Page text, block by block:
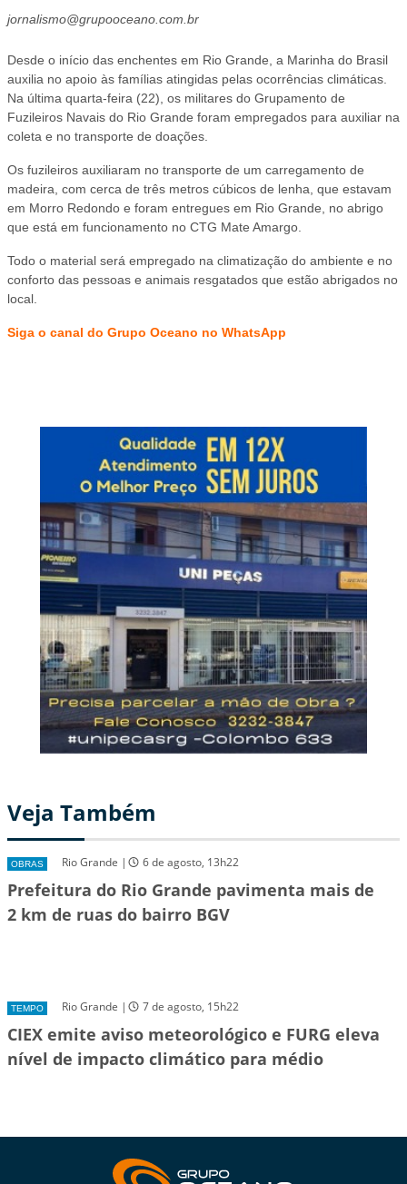
jornalismo@grupooceano.com.br
Desde o início das enchentes em Rio Grande, a Marinha do Brasil
auxilia no apoio às famílias atingidas pelas ocorrências climáticas.
Na última quarta-feira (22), os militares do Grupamento de
Fuzileiros Navais do Rio Grande foram empregados para auxiliar na
coleta e no transporte de doações.
Os fuzileiros auxiliaram no transporte de um carregamento de
madeira, com cerca de três metros cúbicos de lenha, que estavam
em Morro Redondo e foram entregues em Rio Grande, no abrigo
que está em funcionamento no CTG Mate Amargo.
Todo o material será empregado na climatização do ambiente e no
conforto das pessoas e animais resgatados que estão abrigados no
local.
Siga o canal do Grupo Oceano no WhatsApp
Veja Também
OBRAS Rio Grande | 6 de agosto, 13h22
Prefeitura do Rio Grande pavimenta mais de
2 km de ruas do bairro BGV
TEMPO Rio Grande | 7 de agosto, 15h22
CIEX emite aviso meteorológico e FURG eleva
nível de impacto climático para médio